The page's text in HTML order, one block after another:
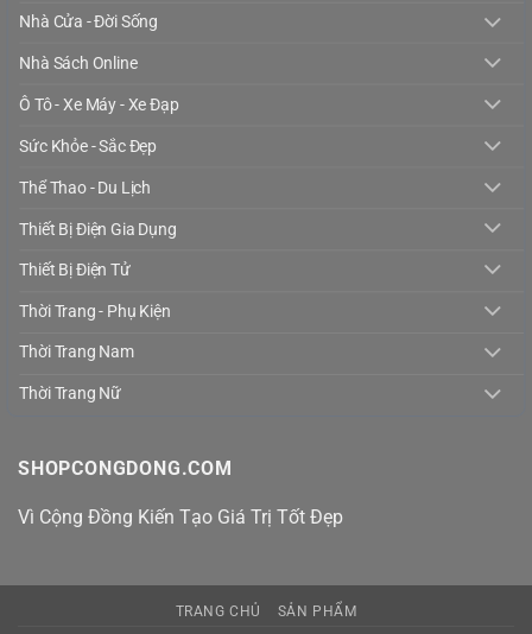
Nhà Cửa - Đời Sống
Nhà Sách Online
Ô Tô - Xe Máy - Xe Đạp
Sức Khỏe - Sắc Đẹp
Thể Thao - Du Lịch
Thiết Bị Điện Gia Dụng
Thiết Bị Điện Tử
Thời Trang - Phụ Kiện
Thời Trang Nam
Thời Trang Nữ
SHOPCONGDONG.COM
Vì Cộng Đồng Kiến Tạo Giá Trị Tốt Đẹp
TRANG CHỦ SẢN PHẨM